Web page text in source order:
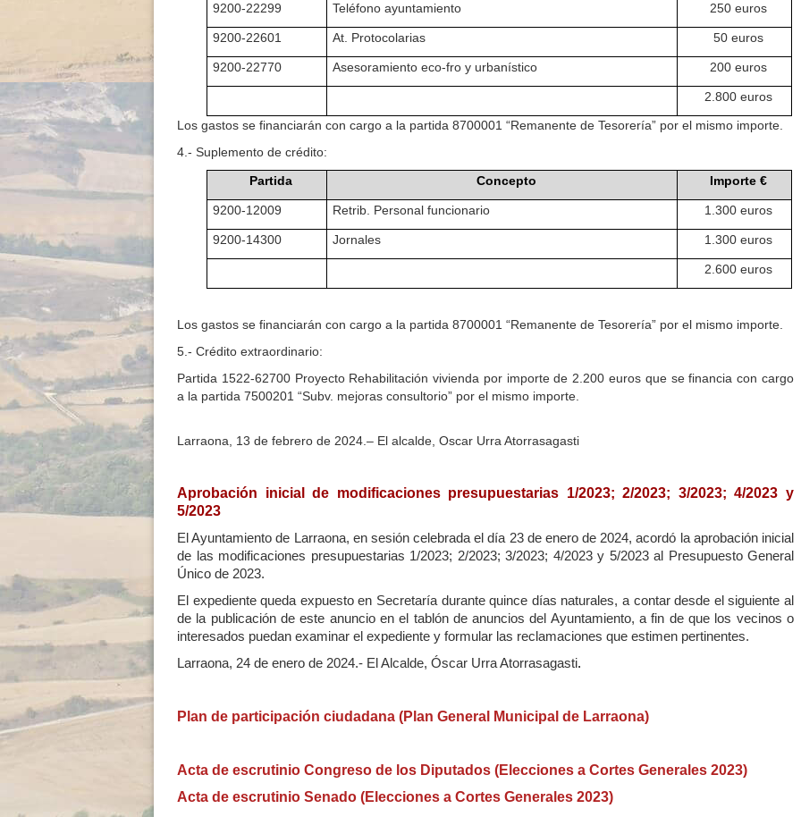
9200-22299 Teléfono ayuntamiento 250 euros
9200-22601 At. Protocolarias 50 euros
9200-22770 Asesoramiento eco-fro y urbanístico 200 euros
2.800 euros
Los gastos se financiarán con cargo a la partida 8700001 “Remanente de Tesorería” por el mismo importe.
4.- Suplemento de crédito:
Partida
Concepto Importe €
9200-12009 Retrib. Personal funcionario 1.300 euros
9200-14300 Jornales 1.300 euros
2.600 euros
Los gastos se financiarán con cargo a la partida 8700001 “Remanente de Tesorería” por el mismo importe.
5.- Crédito extraordinario:
Partida 1522-62700 Proyecto Rehabilitación vivienda por importe de 2.200 euros que se financia con cargo
a la partida 7500201 “Subv. mejoras consultorio” por el mismo importe.
Larraona, 13 de febrero de 2024.– El alcalde, Oscar Urra Atorrasagasti
Aprobación inicial de modificaciones presupuestarias 1/2023; 2/2023; 3/2023; 4/2023 y
5/2023
El Ayuntamiento de Larraona, en sesión celebrada el día 23 de enero de 2024, acordó la aprobación inicial
de las modificaciones presupuestarias 1/2023; 2/2023; 3/2023; 4/2023 y 5/2023 al Presupuesto General
Único de 2023.
El expediente queda expuesto en Secretaría durante quince días naturales, a contar desde el siguiente al
de la publicación de este anuncio en el tablón de anuncios del Ayuntamiento, a fin de que los vecinos o
interesados puedan examinar el expediente y formular las reclamaciones que estimen pertinentes.
Larraona, 24 de enero de 2024.- El Alcalde, Óscar Urra Atorrasagasti.
Plan de participación ciudadana (Plan General Municipal de Larraona)
Acta de escrutinio Congreso de los Diputados (Elecciones a Cortes Generales 2023)
Acta de escrutinio Senado (Elecciones a Cortes Generales 2023)